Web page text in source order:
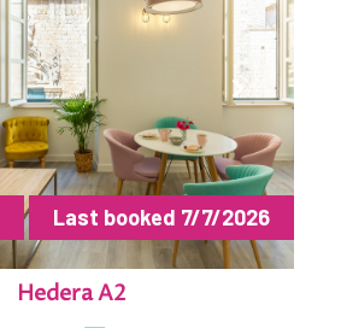
Last booked 7/7/2026
Hedera A2